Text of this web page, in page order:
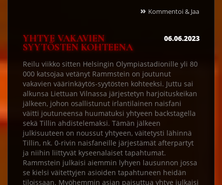
» Kommentoi & Jaa
YHTYE VAKAVIEN
SYYTÖSTEN KOHTEENA
06.06.2023
Reilu viikko sitten Helsingin Olympiastadionille yli 80
000 katsojaa vetänyt Rammstein on joutunut
vakavien väärinkäytös-syytösten kohteeksi. Juttu sai
alkunsa Liettuan Vilnassa järjestetyn harjoituskeikan
jälkeen, johon osallistunut irlantilainen naisfani
väitti joutuneensa huumatuksi yhtyeen backstagella
sekä Tillin ahdistelemaksi. Tämän jälkeen
julkisuuteen on noussut yhtyeen, väitetysti lähinnä
Tillin, nk. 0-rivin naisfaneille järjestämät afterpartyt
ja niihin liittyvät kyseenalaiset tapahtumat.
Rammstein julkaisi aiemmin lyhyen lausunnon jossa
se kielsi väitettyjen asioiden tapahtuneen heidän
tiloissaan. Myöhemmin asian paisuttua yhtye julkaisi